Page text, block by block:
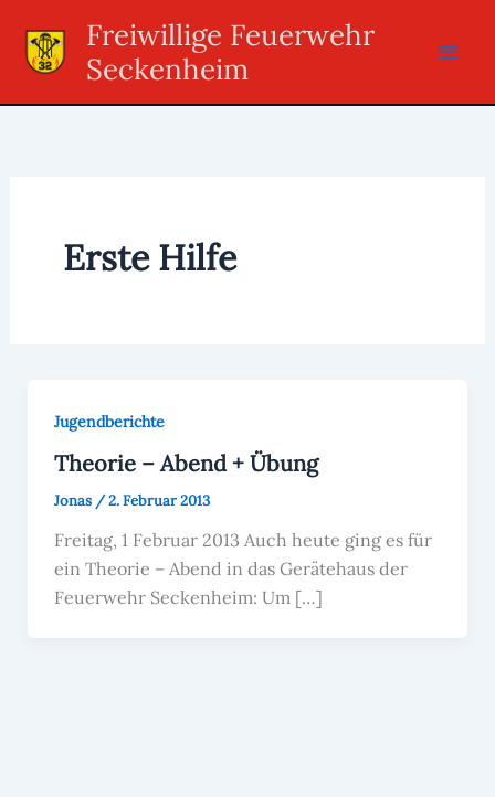
Inhalt
springen
Freiwillige Feuerwehr
Seckenheim
Erste Hilfe
Jugendberichte
Theorie – Abend + Übung
Jonas /2. Februar 2013
Freitag, 1 Februar 2013 Auch heute ging es für
ein Theorie – Abend in das Gerätehaus der
Feuerwehr Seckenheim: Um […]